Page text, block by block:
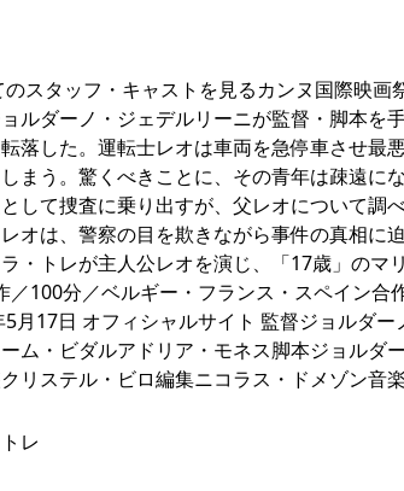
スタッフ・キャストを見るカンヌ国際映
ルダーノ・ジェデルリーニが監督・脚本
落した。運転士レオは車両を急停車させ最
まう。驚くべきことに、その青年は疎遠に
して捜査に乗り出すが、父レオについて調
オは、警察の目を欺きながら事件の真相
・トレが主人公レオを演じ、「17歳」の
／100分／ベルギー・フランス・スペイン
月17日 オフィシャルサイト 監督ジョルダ
ム・ビダルアドリア・モネス脚本ジョル
リステル・ビロ編集ニコラス・ドメゾン音
レ